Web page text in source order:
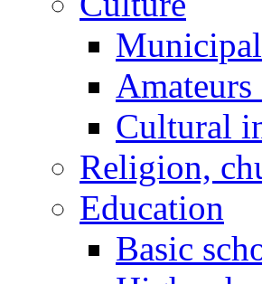
Cultural
Religion,
Education
Basic